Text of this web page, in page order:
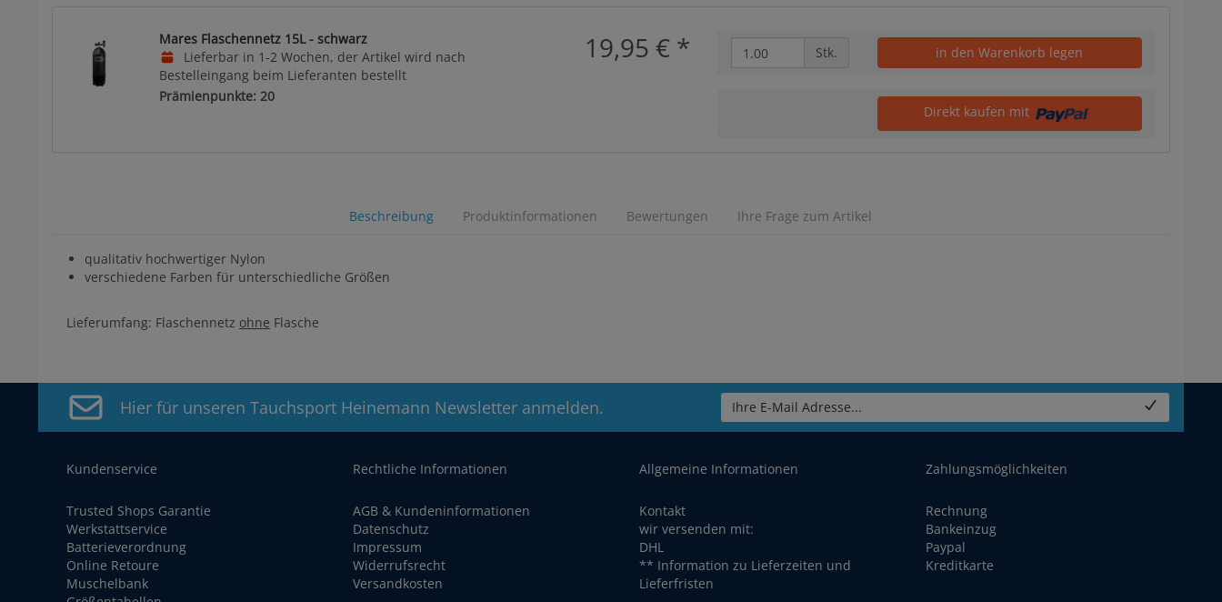
Mares Flaschennetz 15L - schwarz
Lieferbar in 1-2 Wochen, der Artikel wird nach
Bestelleingang beim Lieferanten bestellt
Prämienpunkte: 20
19,95 € * Stk. in den Warenkorb legen
Direkt kaufen mit
Beschreibung Produktinformationen Bewertungen Ihre Frage zum Artikel
qualitativ hochwertiger Nylon
verschiedene Farben für unterschiedliche Größen
Lieferumfang: Flaschennetz ohne Flasche
Hier für unseren Tauchsport Heinemann Newsletter anmelden. Ihre E-Mail Adresse...
Kundenservice
Trusted Shops Garantie
Werkstattservice
Batterieverordnung
Online Retoure
Muschelbank
Rechtliche Informationen
AGB & Kundeninformationen
Datenschutz
Impressum
Widerrufsrecht
Versandkosten
Allgemeine Informationen
Kontakt
wir versenden mit:
DHL
** Information zu Lieferzeiten und
Lieferfristen
Zahlungsmöglichkeiten
Rechnung
Bankeinzug
Paypal
Kreditkarte